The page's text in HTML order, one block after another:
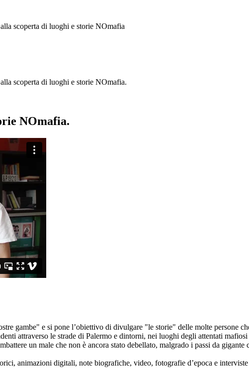
scoperta di luoghi e storie NOmafia
scoperta di luoghi e storie NOmafia.
NOmafia.
gambe" e si pone l’obiettivo di divulgare "le storie" delle molte persone
attraverso le strade di Palermo e dintorni, nei luoghi degli attentati
un male che non è ancora stato debellato, malgrado i passi da
animazioni digitali, note biografiche, video, fotografie d’epoca e